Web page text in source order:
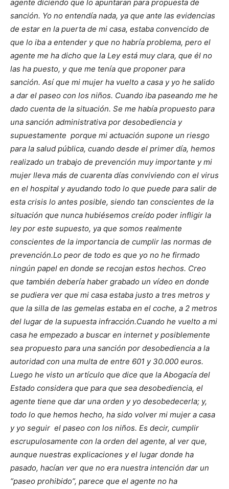
agente diciendo que lo apuntaran para propuesta de
sanción. Yo no entendía nada, ya que ante las evidencias
de estar en la puerta de mi casa, estaba convencido de
que lo iba a entender y que no habría problema, pero el
agente me ha dicho que la Ley está muy clara, que él no
las ha puesto, y que me tenía que proponer para
sanción. Así que mi mujer ha vuelto a casa y yo he salido
a dar el paseo con los niños. Cuando iba paseando me he
dado cuenta de la situación. Se me había propuesto para
una sanción administrativa por desobediencia y
supuestamente porque mi actuación supone un riesgo
para la salud pública, cuando desde el primer día, hemos
realizado un trabajo de prevención muy importante y mi
mujer lleva más de cuarenta días conviviendo con el virus
en el hospital y ayudando todo lo que puede para salir de
esta crisis lo antes posible, siendo tan conscientes de la
situación que nunca hubiésemos creído poder infligir la
ley por este supuesto, ya que somos realmente
conscientes de la importancia de cumplir las normas de
prevención.Lo peor de todo es que yo no he firmado
ningún papel en donde se recojan estos hechos. Creo
que también debería haber grabado un vídeo en donde
se pudiera ver que mi casa estaba justo a tres metros y
que la silla de las gemelas estaba en el coche, a 2 metros
del lugar de la supuesta infracción.Cuando he vuelto a mi
casa he empezado a buscar en internet y posiblemente
sea propuesto para una sanción por desobediencia a la
autoridad con una multa de entre 601 y 30.000 euros.
Luego he visto un artículo que dice que la Abogacía del
Estado considera que para que sea desobediencia, el
agente tiene que dar una orden y yo desobedecerla; y,
todo lo que hemos hecho, ha sido volver mi mujer a casa
y yo seguir el paseo con los niños. Es decir, cumplir
escrupulosamente con la orden del agente, al ver que,
aunque nuestras explicaciones y el lugar donde ha
pasado, hacían ver que no era nuestra intención dar un
“paseo prohibido”, parece que el agente no ha